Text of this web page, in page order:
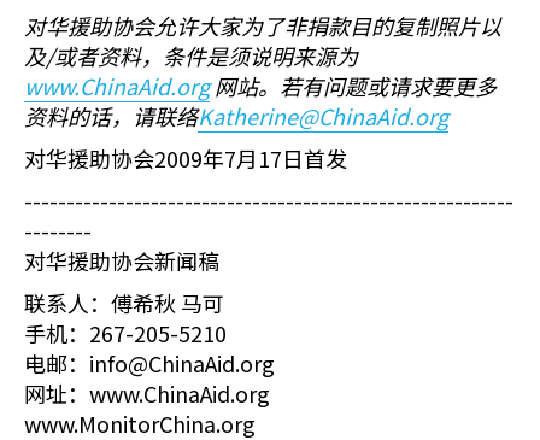
对华援助协会允许大家为了非捐款目的复制照片以
及/或者资料，条件是须说明来源为
www.ChinaAid.org 网站。若有问题或请求要更多
资料的话，请联络Katherine@ChinaAid.org
对华援助协会2009年7月17日首发
----------------------------------------------------------
--------
对华援助协会新闻稿
联系人：傅希秋 马可
手机：267-205-5210
电邮：info@ChinaAid.org
网址：www.ChinaAid.org
www.MonitorChina.org